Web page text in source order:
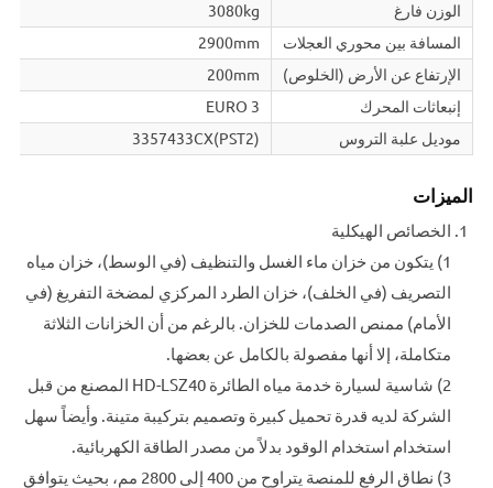
الوزن فارغ
3080kg
المسافة بين محوري العجلات
2900mm
الإرتفاع عن الأرض (الخلوص)
200mm
إنبعاثات المحرك
EURO 3
موديل علبة التروس
3357433CX(PST2)
الميزات
الخصائص الهيكلية
1) يتكون من خزان ماء الغسل والتنظيف (في الوسط)، خزان مياه
التصريف (في الخلف)، خزان الطرد المركزي لمضخة التفريغ (في
الأمام) ممنص الصدمات للخزان. بالرغم من أن الخزانات الثلاثة
متكاملة، إلا أنها مفصولة بالكامل عن بعضها.
2) شاسية لسيارة خدمة مياه الطائرة HD-LSZ40 المصنع من قبل
الشركة لديه قدرة تحميل كبيرة وتصميم بتركيبة متينة. وأيضاً سهل
استخدام استخدام الوقود بدلاً من مصدر الطاقة الكهربائية.
3) نطاق الرفع للمنصة يتراوح من 400 إلى 2800 مم، بحيث يتوافق